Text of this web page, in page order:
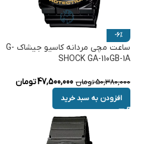
-6%
ساعت مچی مردانه کاسیو جیشاک G-
SHOCK GA-110GB-1A
50,380,000تومان 47,500,000تومان
افزودن به سبد خرید